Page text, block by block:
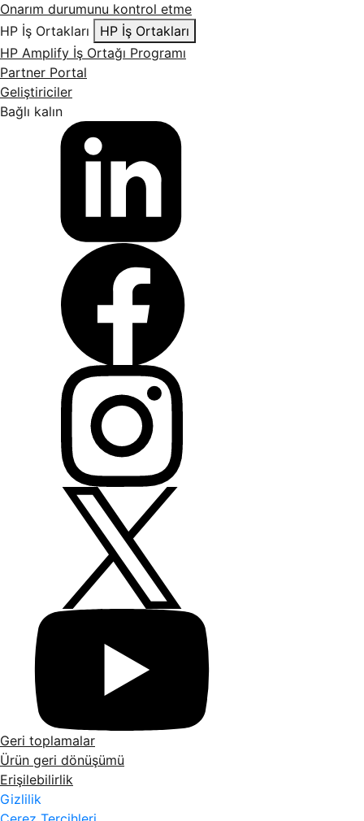
Onarım durumunu kontrol etme
HP İş Ortakları
HP İş Ortakları
HP Amplify İş Ortağı Programı
Partner Portal
Geliştiriciler
Bağlı kalın
Geri toplamalar
Ürün geri dönüşümü
Erişilebilirlik
Gizlilik